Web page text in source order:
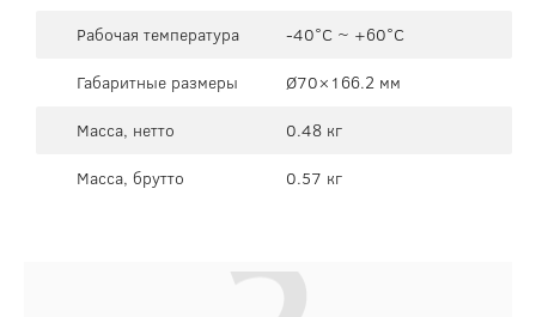
Рабочая температура
-40°C ~ +60°C
Габаритные размеры
Ø70×166.2 мм
Масса, нетто
0.48 кг
Масса, брутто
0.57 кг